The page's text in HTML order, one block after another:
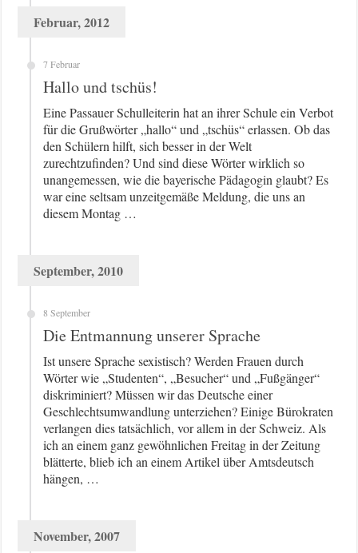
Februar, 2012
7 Februar
Hallo und tschüs!
Eine Passauer Schulleiterin hat an ihrer Schule ein Verbot
für die Grußwörter „hallo“ und „tschüs“ erlassen. Ob das
den Schülern hilft, sich besser in der Welt
zurechtzufinden? Und sind diese Wörter wirklich so
unangemessen, wie die bayerische Pädagogin glaubt? Es
war eine seltsam unzeitgemäße Meldung, die uns an
diesem Montag …
September, 2010
8 September
Die Entmannung unserer Sprache
Ist unsere Sprache sexistisch? Werden Frauen durch
Wörter wie „Studenten“, „Besucher“ und „Fußgänger“
diskriminiert? Müssen wir das Deutsche einer
Geschlechtsumwandlung unterziehen? Einige Bürokraten
verlangen dies tatsächlich, vor allem in der Schweiz. Als
ich an einem ganz gewöhnlichen Freitag in der Zeitung
blätterte, blieb ich an einem Artikel über Amtsdeutsch
hängen, …
November, 2007